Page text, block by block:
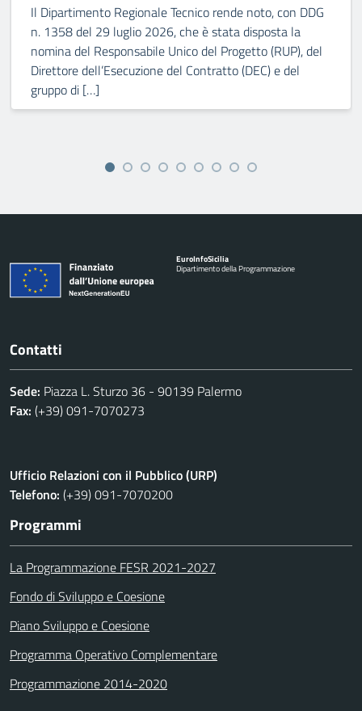
Il Dipartimento Regionale Tecnico rende noto, con DDG
n. 1358 del 29 luglio 2026, che è stata disposta la
nomina del Responsabile Unico del Progetto (RUP), del
Direttore dell’Esecuzione del Contratto (DEC) e del
gruppo di […]
EuroInfoSicilia
Dipartimento della Programmazione
Contatti
Sede: Piazza L. Sturzo 36 - 90139 Palermo
Fax: (+39) 091-7070273
Ufficio Relazioni con il Pubblico (URP)
Telefono: (+39) 091-7070200
Programmi
La Programmazione FESR 2021-2027
Fondo di Sviluppo e Coesione
Piano Sviluppo e Coesione
Programma Operativo Complementare
Programmazione 2014-2020